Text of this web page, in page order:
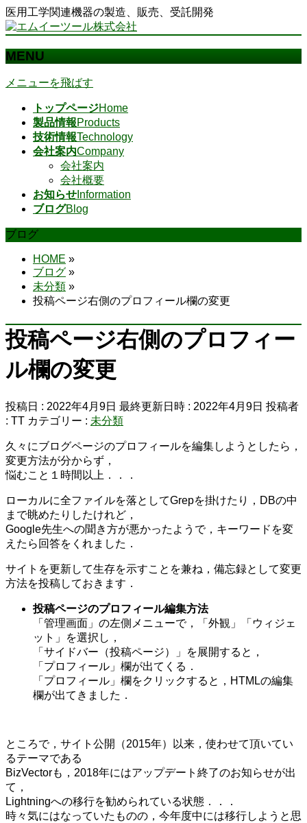
医用工学関連機器の製造、販売、受託開発
MENU
メニューを飛ばす
トップページHome
製品情報Products
技術情報Technology
会社案内Company
会社案内
会社概要
お知らせ Information
ブログBlog
ブログ
HOME »
ブログ »
未分類 »
投稿ページ右側のプロフィール欄の変更
投稿ページ右側のプロフィー
ル欄の変更
投稿日 : 2022年4月9日 最終更新日時 : 2022年4月9日 投稿者
: TT カテゴリー : 未分類
久々にブログページのプロフィールを編集しようとしたら，
変更方法が分からず，
悩むこと１時間以上．．．
ローカルに全ファイルを落としてGrepを掛けたり，DBの中
まで眺めたりしたけれど，
Google先生への聞き方が悪かったようで，キーワードを変
えたら回答をくれました．
サイトを更新して生存を示すことを兼ね，備忘録として変更
方法を投稿しておきます．
投稿ページのプロフィール編集方法
「管理画面」の左側メニューで，「外観」「ウィジェ
ット」を選択し，
「サイドバー（投稿ページ）」を展開すると，
「プロフィール」欄が出てくる．
「プロフィール」欄をクリックすると，HTMLの編集
欄が出てきました．
ところで，サイト公開（2015年）以来，使わせて頂いてい
るテーマである
BizVectorも，2018年にはアップデート終了のお知らせが出
て，
Lightningへの移行を勧められている状態．．．
時々気にはなっていたものの，今年度中には移行しようと思